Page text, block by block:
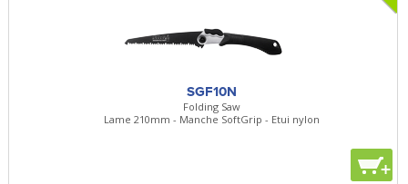
SGF10N
Folding Saw
Lame 210mm - Manche SoftGrip - Etui nylon
+